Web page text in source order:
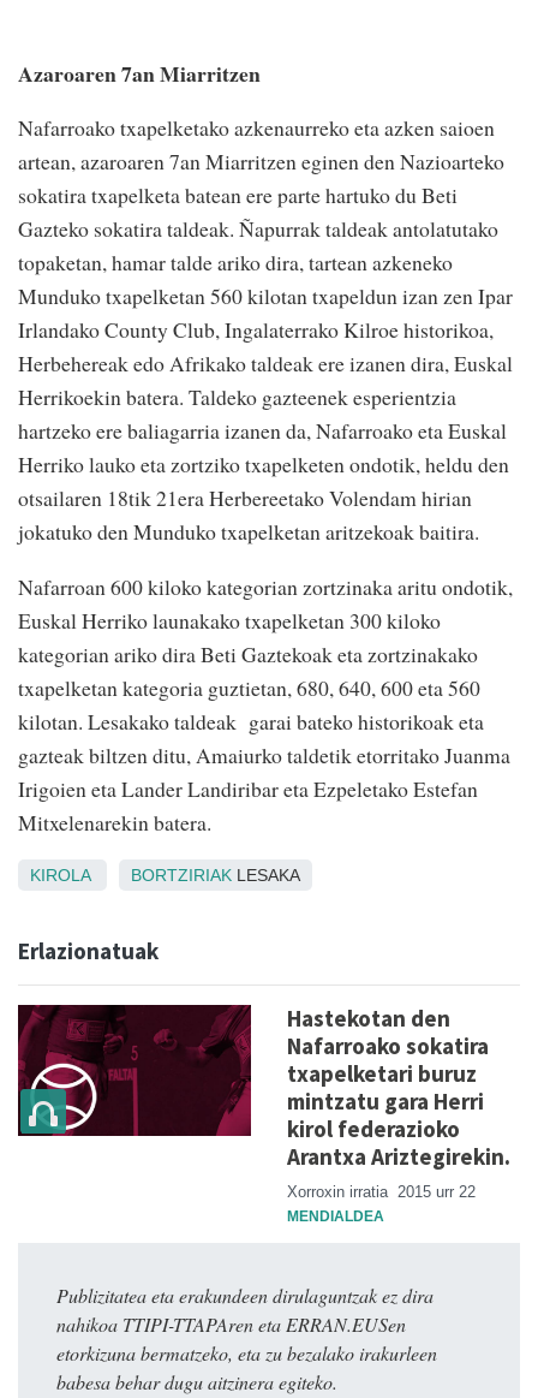
Azaroaren 7an Miarritzen
Nafarroako txapelketako azkenaurreko eta azken saioen
artean, azaroaren 7an Miarritzen eginen den Nazioarteko
sokatira txapelketa batean ere parte hartuko du Beti
Gazteko sokatira taldeak. Ñapurrak taldeak antolatutako
topaketan, hamar talde ariko dira, tartean azkeneko
Munduko txapelketan 560 kilotan txapeldun izan zen Ipar
Irlandako County Club, Ingalaterrako Kilroe historikoa,
Herbehereak edo Afrikako taldeak ere izanen dira, Euskal
Herrikoekin batera. Taldeko gazteenek esperientzia
hartzeko ere baliagarria izanen da, Nafarroako eta Euskal
Herriko lauko eta zortziko txapelketen ondotik, heldu den
otsailaren 18tik 21era Herbereetako Volendam hirian
jokatuko den Munduko txapelketan aritzekoak baitira.
Nafarroan 600 kiloko kategorian zortzinaka aritu ondotik,
Euskal Herriko launakako txapelketan 300 kiloko
kategorian ariko dira Beti Gaztekoak eta zortzinakako
txapelketan kategoria guztietan, 680, 640, 600 eta 560
kilotan. Lesakako taldeak garai bateko historikoak eta
gazteak biltzen ditu, Amaiurko taldetik etorritako Juanma
Irigoien eta Lander Landiribar eta Ezpeletako Estefan
Mitxelenarekin batera.
KIROLA BORTZIRIAK LESAKA
Erlazionatuak
Hastekotan den
Nafarroako sokatira
txapelketari buruz
mintzatu gara Herri
kirol federazioko
Arantxa Ariztegirekin.
Xorroxin irratia 2015 urr 22
MENDIALDEA
Publizitatea eta erakundeen dirulaguntzak ez dira
nahikoa TTIPI-TTAPAren eta ERRAN.EUSen
etorkizuna bermatzeko, eta zu bezalako irakurleen
babesa behar dugu aitzinera egiteko.